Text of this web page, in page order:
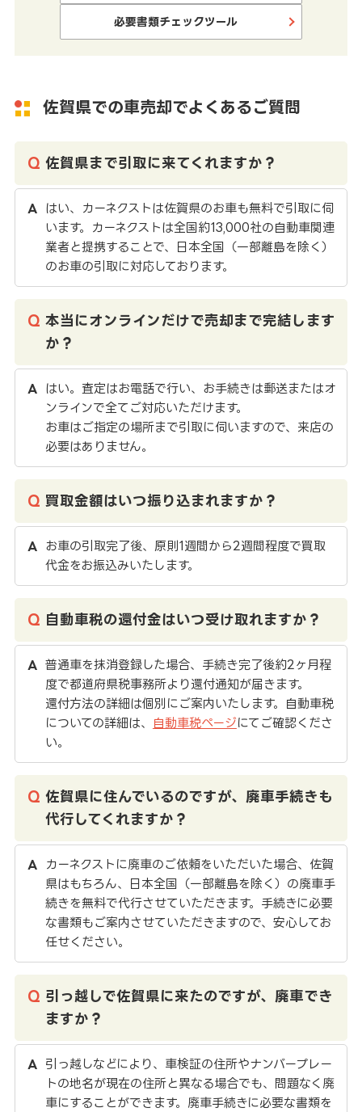
必要書類チェックツール
佐賀県での車売却でよくあるご質問
佐賀県まで引取に来てくれますか？
はい、カーネクストは佐賀県のお車も無料で引取に伺
います。カーネクストは全国約13,000社の自動車関連
業者と提携することで、日本全国（一部離島を除く）
のお車の引取に対応しております。
本当にオンラインだけで売却まで完結します
か？
はい。査定はお電話で行い、お手続きは郵送またはオ
ンラインで全てご対応いただけます。
お車はご指定の場所まで引取に伺いますので、来店の
必要はありません。
買取金額はいつ振り込まれますか？
お車の引取完了後、原則1週間から2週間程度で買取
代金をお振込みいたします。
自動車税の還付金はいつ受け取れますか？
普通車を抹消登録した場合、手続き完了後約2ヶ月程
度で都道府県税事務所より還付通知が届きます。
還付方法の詳細は個別にご案内いたします。自動車税
についての詳細は、
自動車税ページにてご確認くださ
い。
佐賀県に住んでいるのですが、廃車手続きも
代行してくれますか？
カーネクストに廃車のご依頼をいただいた場合、佐賀
県はもちろん、日本全国（一部離島を除く）の廃車手
続きを無料で代行させていただきます。手続きに必要
な書類もご案内させていただきますので、安心してお
任せください。
引っ越しで佐賀県に来たのですが、廃車でき
ますか？
引っ越しなどにより、車検証の住所やナンバープレー
トの地名が現在の住所と異なる場合でも、問題なく廃
車にすることができます。廃車手続きに必要な書類を